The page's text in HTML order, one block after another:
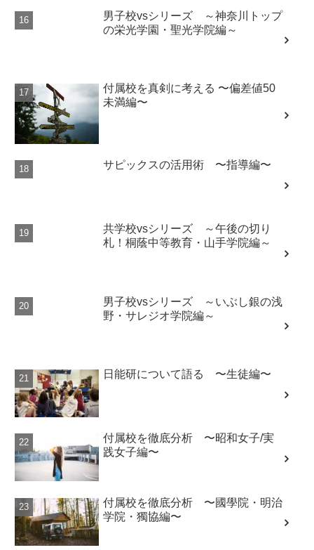
男子校vsシリーズ ～神奈川トップ
の栄光学園・聖光学院編～
付属校を真剣に考える 〜偏差値50
未満編〜
サピックスの活用術 〜指導編〜
共学校vsシリーズ ～午後の切り
札！桐蔭中等教育・山手学院編～
男子校vsシリーズ ～いぶし銀の浅
野・サレジオ学院編～
日能研について語る 〜生徒編〜
付属校を徹底分析 〜昭和女子/実
践女子編〜
付属校を徹底分析 〜國學院・明治
学院・獨協編〜